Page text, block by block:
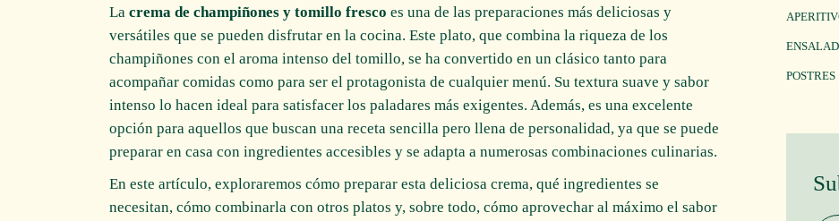
La crema de champiñones y tomillo fresco es una de las preparaciones más deliciosas y
versátiles que se pueden disfrutar en la cocina. Este plato, que combina la riqueza de los
champiñones con el aroma intenso del tomillo, se ha convertido en un clásico tanto para
acompañar comidas como para ser el protagonista de cualquier menú. Su textura suave y sabor
intenso lo hacen ideal para satisfacer los paladares más exigentes. Además, es una excelente
opción para aquellos que buscan una receta sencilla pero llena de personalidad, ya que se puede
preparar en casa con ingredientes accesibles y se adapta a numerosas combinaciones culinarias.
En este artículo, exploraremos cómo preparar esta deliciosa crema, qué ingredientes se
necesitan, cómo combinarla con otros platos y, sobre todo, cómo aprovechar al máximo el sabor
POSTRES